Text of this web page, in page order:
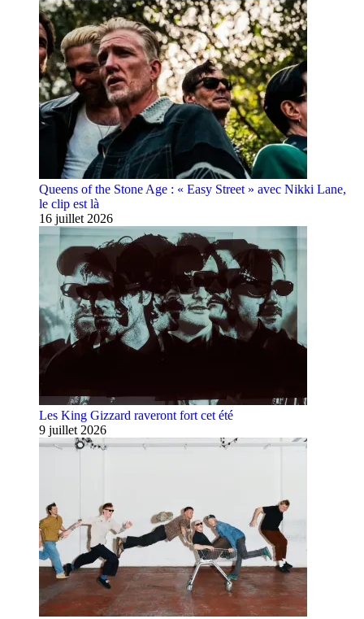
Queens of the Stone Age : « Easy Street » avec Nikki Lane,
le clip est là
16 juillet 2026
Les King Gizzard raveront fort cet été
9 juillet 2026